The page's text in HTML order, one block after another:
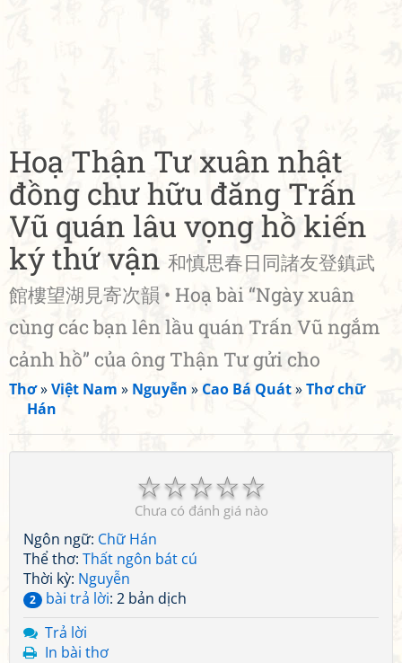
Hoạ Thận Tư xuân nhật
đồng chư hữu đăng Trấn
Vũ quán lâu vọng hồ kiến
ký thứ vận 和慎思春日同諸友登鎮武
館樓望湖見寄次韻 • Hoạ bài “Ngày xuân
cùng các bạn lên lầu quán Trấn Vũ ngắm
cảnh hồ” của ông Thận Tư gửi cho
Thơ»Việt Nam » Nguyễn » Cao Bá Quát»Thơ chữ
Hán
☆
☆
☆
☆
☆
Chưa có đánh giá nào
Ngôn ngữ: Chữ Hán
Thể thơ: Thất ngôn bát cú
Thời kỳ: Nguyễn
2 bài trả lời: 2 bản dịch
Trả lời
In bài thơ